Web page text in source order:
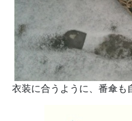
衣装に合うように、番傘も